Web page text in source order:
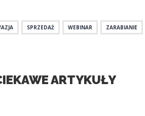
SPRZEDAŻ WEBINAR ZARABIANIE
ARTYKUŁY